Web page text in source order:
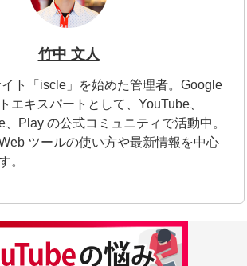
竹中 文人
ト「iscle」を始めた管理者。Google
エキスパートとして、YouTube、
Play の公式コミュニティで活動中。
ツールの使い方や最新情報を中心
。